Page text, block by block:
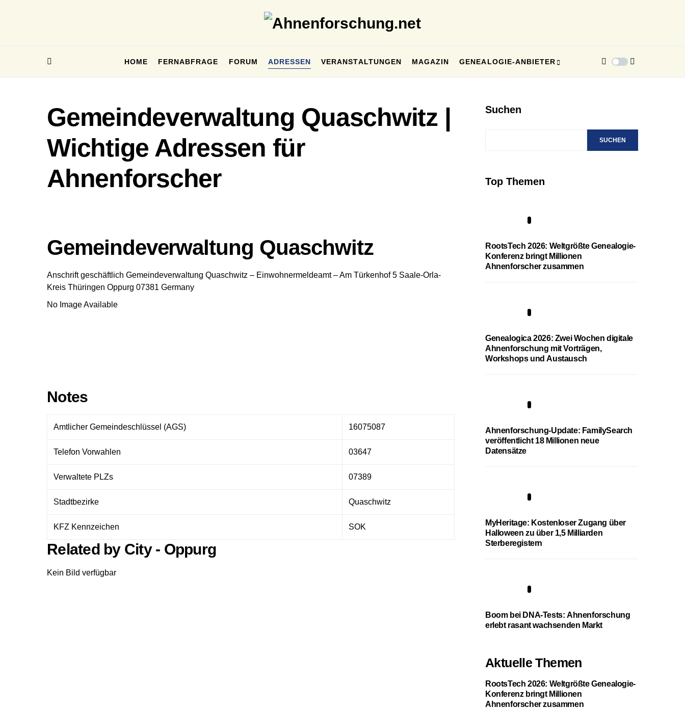
HOME FERNABFRAGE FORUM ADRESSEN VERANSTALTUNGEN MAGAZIN GENEALOGIE-ANBIETER
Gemeindeverwaltung Quaschwitz |
Wichtige Adressen für
Ahnenforscher
Gemeindeverwaltung Quaschwitz
Anschrift geschäftlich Gemeindeverwaltung Quaschwitz – Einwohnermeldeamt –Am Türkenhof 5 Saale-Orla-
Kreis Thüringen Oppurg 07381 Germany
No Image Available
Notes
Amtlicher Gemeindeschlüssel (AGS) 16075087
Telefon Vorwahlen 03647
Verwaltete PLZs 07389
Stadtbezirke Quaschwitz
KFZ Kennzeichen SOK
Related by City - Oppurg
Kein Bild verfügbar
Suchen
SUCHEN
Top Themen
RootsTech 2026: Weltgrößte Genealogie-
Konferenz bringt Millionen
Ahnenforscher zusammen
Genealogica 2026: Zwei Wochen digitale
Ahnenforschung mit Vorträgen,
Workshops und Austausch
Ahnenforschung-Update: FamilySearch
veröffentlicht 18 Millionen neue
Datensätze
MyHeritage: Kostenloser Zugang über
Halloween zu über 1,5 Milliarden
Sterberegistern
Boom bei DNA-Tests: Ahnenforschung
erlebt rasant wachsenden Markt
Aktuelle Themen
RootsTech 2026: Weltgrößte Genealogie-
Konferenz bringt Millionen
Ahnenforscher zusammen